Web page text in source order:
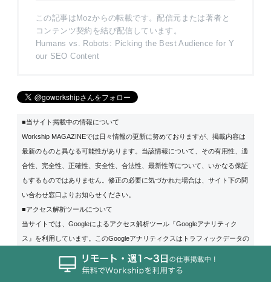
この記事はMozからの転載です。配信元または著者と
コンテンツ契約を結び配信しています。
Humans vs. Robots: Picking the Best Audience for Y
our SEO Content
■当サイト掲載中の情報について
Workship MAGAZINEでは日々情報の更新に努めておりますが、掲載内容は
最新のものと異なる可能性があります。当該情報について、その有用性、適
合性、完全性、正確性、安全性、合法性、最新性等について、いかなる保証
もするものではありません。修正の必要に気づかれた場合は、サイト下の問
い合わせ窓口よりお知らせください。
■アクセス解析ツールについて
当サイトでは、Googleによるアクセス解析ツール『Googleアナリティク
ス』を利用しています。このGoogleアナリティクスはトラフィックデータの
収集を行なっています。このトラフィックデータは匿名で収集されており、
個人を特定するものではありません。この規約に関して、詳しくは